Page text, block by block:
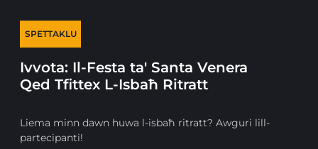
SPETTAKLU
Ivvota: Il-Festa ta' Santa Venera
Qed Tfittex L-Isbaħ Ritratt
Liema minn dawn huwa l-isbaħ ritratt? Awguri lill-
partecipanti!